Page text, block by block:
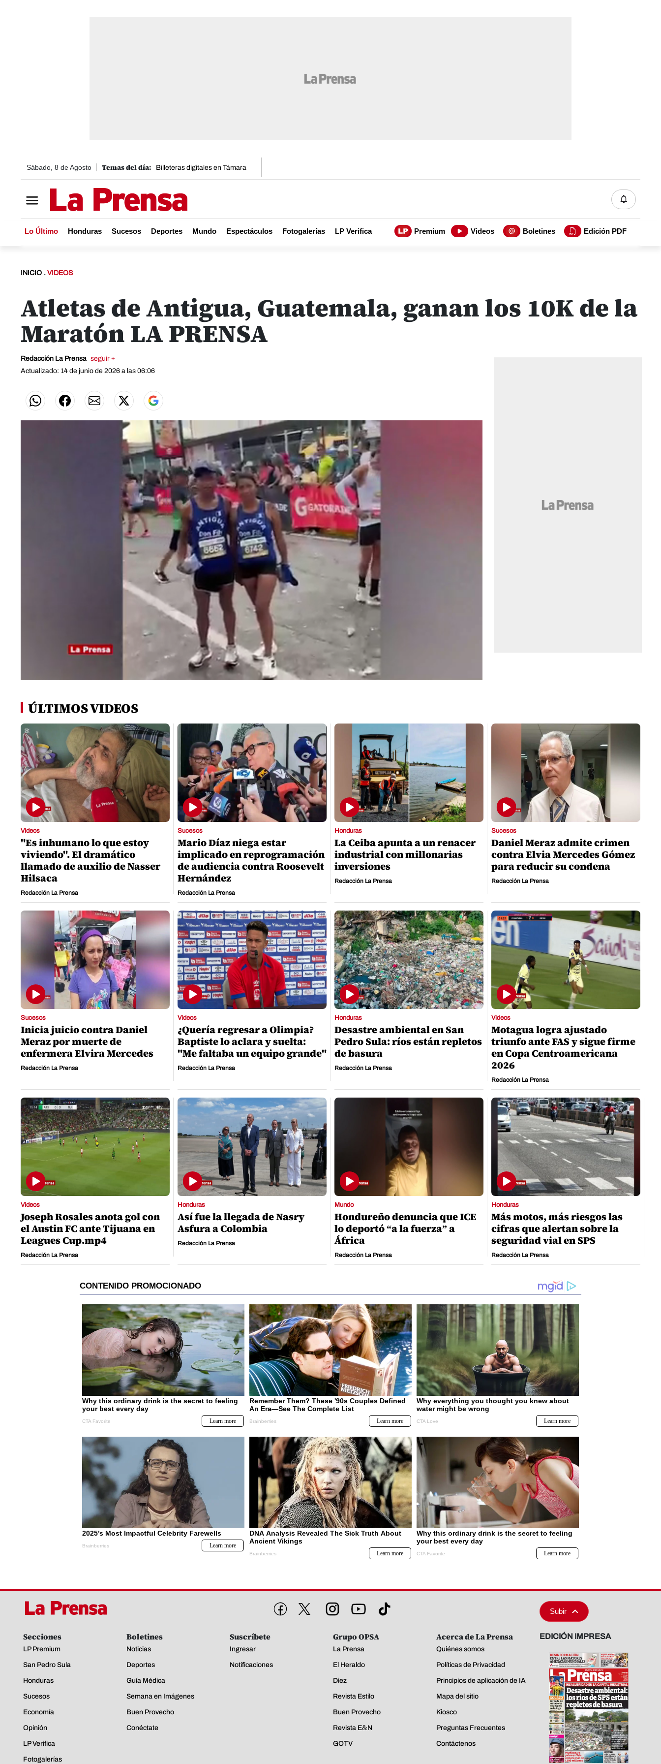
Sábado, 8 de Agosto Billeteras digitales en Támara
Lo Último Honduras Sucesos Deportes Mundo Espectáculos Fotogalerías LP Verifica Premium Videos Boletines Edición PDF
INICIO . VIDEOS
Atletas de Antigua, Guatemala, ganan los 10K de la
Maratón LA PRENSA
Redacción La Prensa seguir +
Actualizado: 14 de junio de 2026 a las 06:06
secondsVolume
0%
ÚLTIMOS VIDEOS
Videos
"Es inhumano lo que estoy
viviendo". El dramático
llamado de auxilio de Nasser
Hilsaca
Redacción La Prensa
Sucesos
Mario Díaz niega estar
implicado en reprogramación
de audiencia contra Roosevelt
Hernández
Redacción La Prensa
Honduras
La Ceiba apunta a un renacer
industrial con millonarias
inversiones
Redacción La Prensa
Sucesos
Daniel Meraz admite crimen
contra Elvia Mercedes Gómez
para reducir su condena
Redacción La Prensa
Sucesos
Inicia juicio contra Daniel
Meraz por muerte de
enfermera Elvira Mercedes
Redacción La Prensa
Videos
¿Quería regresar a Olimpia?
Baptiste lo aclara y suelta:
"Me faltaba un equipo grande"
Redacción La Prensa
Honduras
Desastre ambiental en San
Pedro Sula: ríos están repletos
de basura
Redacción La Prensa
Videos
Motagua logra ajustado
triunfo ante FAS y sigue firme
en Copa Centroamericana
2026
Redacción La Prensa
Videos
Joseph Rosales anota gol con
el Austin FC ante Tijuana en
Leagues Cup.mp4
Redacción La Prensa
Honduras
Así fue la llegada de Nasry
Asfura a Colombia
Redacción La Prensa
Mundo
Hondureño denuncia que ICE
lo deportó “a la fuerza” a
África
Redacción La Prensa
Honduras
Más motos, más riesgos las
cifras que alertan sobre la
seguridad vial en SPS
Redacción La Prensa
Subir
Secciones
LP Premium
San Pedro Sula
Honduras
Sucesos
Economía
Opinión
LP Verifica
Fotogalerías
Boletines
Noticias
Deportes
Guía Médica
Semana en Imágenes
Buen Provecho
Conéctate
Suscríbete
Ingresar
Notificaciones
Grupo OPSA
La Prensa
El Heraldo
Diez
Revista Estilo
Buen Provecho
Revista E&N
GOTV
Acerca de La Prensa
Quiénes somos
Políticas de Privacidad
Principios de aplicación de IA
Mapa del sitio
Kiosco
Preguntas Frecuentes
Contáctenos
EDICIÓN IMPRESA